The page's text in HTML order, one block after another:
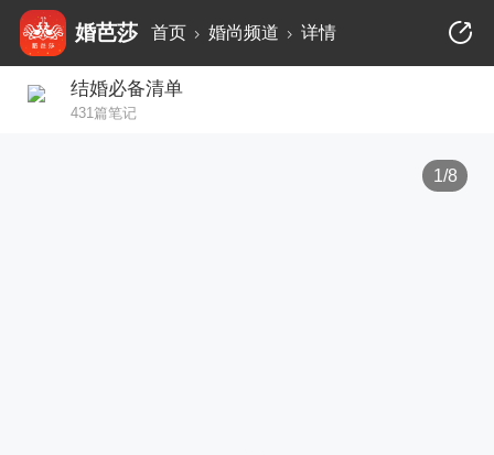
婚芭莎 首页 婚尚频道 详情
结婚必备清单
431篇笔记
1/8